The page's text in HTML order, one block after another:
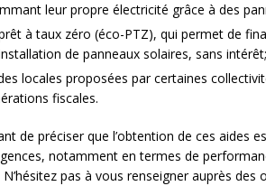
leur propre électricité grâce à des
prêt à taux zéro (éco-PTZ), qui permet de
de panneaux solaires, sans intérêt;
locales proposées par certaines
fiscales.
de préciser que l’obtention de ces aides
notamment en termes de
pas à vous renseigner auprès